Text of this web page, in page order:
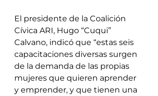
El presidente de la Coalición
Cívica ARI, Hugo “Cuqui”
Calvano, indicó que “estas seis
capacitaciones diversas surgen
de la demanda de las propias
mujeres que quieren aprender
y emprender, y que tienen una